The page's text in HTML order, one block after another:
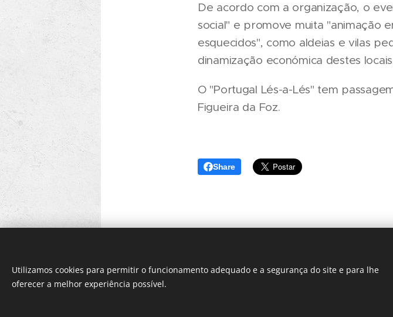
De acordo com a organização, o
social" e promove muita "animação
esquecidos", como aldeias e vilas
dinamização económica destes
O "Portugal Lés-a-Lés" tem
Figueira da Foz.
Share
Utilizamos cookies para permitir o funcionamento adequado e a segurança do site e para lhe
oferecer a melhor experiência possível.